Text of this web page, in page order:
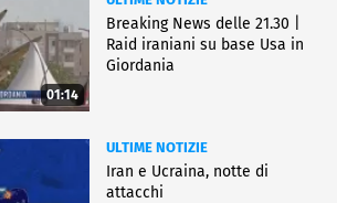
01:14
Breaking News delle 21.30 |
Raid iraniani su base Usa in
Giordania
ULTIME NOTIZIE
Iran e Ucraina, notte di
attacchi